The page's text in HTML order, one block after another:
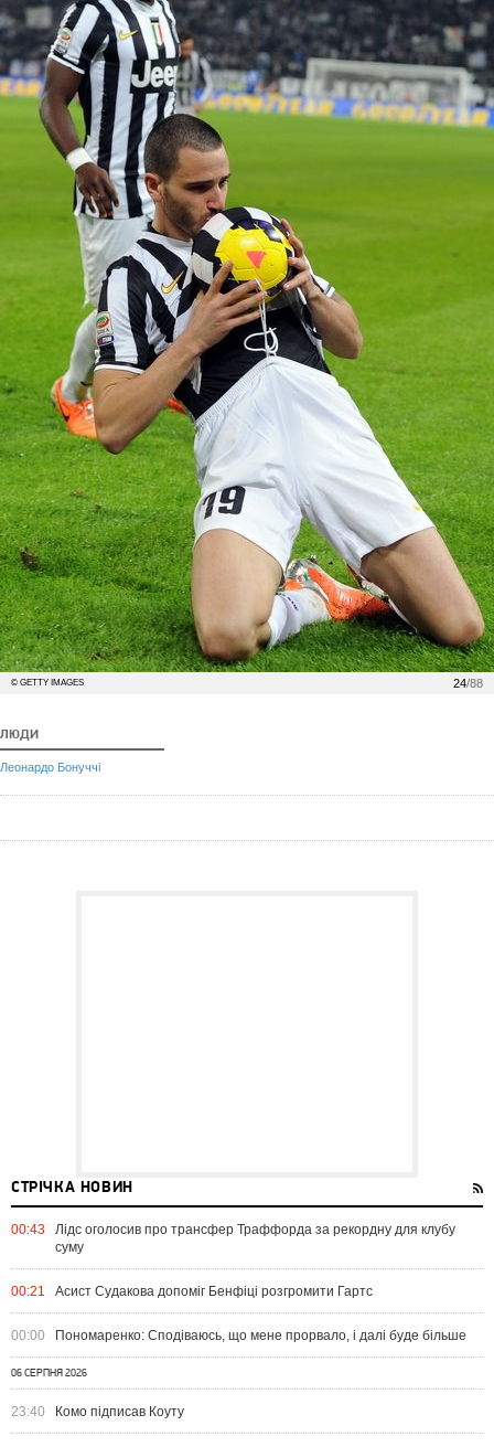
24/88
© GETTY IMAGES
ЛЮДИ
Леонардо Бонуччі
СТРІЧКА НОВИН
00:43
Лідс оголосив про трансфер Траффорда за рекордну для клубу
суму
00:21 Асист Судакова допоміг Бенфіці розгромити Гартс
00:00 Пономаренко: Сподіваюсь, що мене прорвало, і далі буде більше
06 СЕРПНЯ 2026
23:40 Комо підписав Коуту